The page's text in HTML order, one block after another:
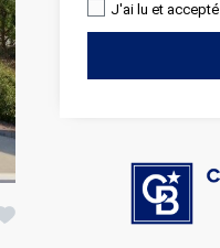
J'ai lu et accepté
actif